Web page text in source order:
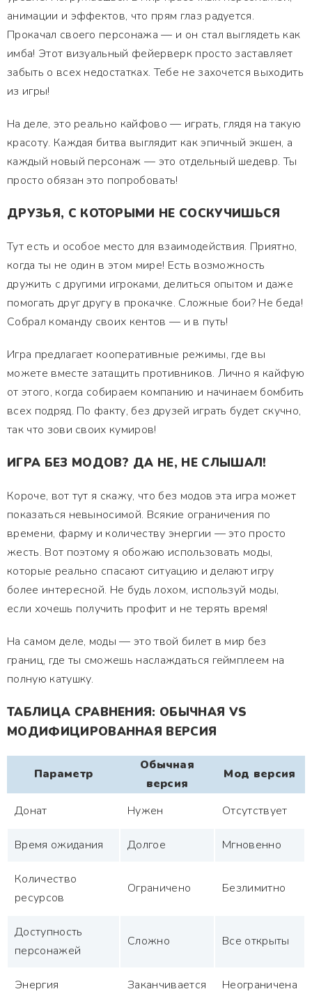
анимации и эффектов, что прям глаз радуется.
Прокачал своего персонажа — и он стал выглядеть как
имба! Этот визуальный фейерверк просто заставляет
забыть о всех недостатках. Тебе не захочется выходить
из игры!
На деле, это реально кайфово — играть, глядя на такую
красоту. Каждая битва выглядит как эпичный экшен, а
каждый новый персонаж — это отдельный шедевр. Ты
просто обязан это попробовать!
ДРУЗЬЯ, С КОТОРЫМИ НЕ СОСКУЧИШЬСЯ
Тут есть и особое место для взаимодействия. Приятно,
когда ты не один в этом мире! Есть возможность
дружить с другими игроками, делиться опытом и даже
помогать друг другу в прокачке. Сложные бои? Не беда!
Собрал команду своих кентов — и в путь!
Игра предлагает кооперативные режимы, где вы
можете вместе затащить противников. Лично я кайфую
от этого, когда собираем компанию и начинаем бомбить
всех подряд. По факту, без друзей играть будет скучно,
так что зови своих кумиров!
ИГРА БЕЗ МОДОВ? ДА НЕ, НЕ СЛЫШАЛ!
Короче, вот тут я скажу, что без модов эта игра может
показаться невыносимой. Всякие ограничения по
времени, фарму и количеству энергии — это просто
жесть. Вот поэтому я обожаю использовать моды,
которые реально спасают ситуацию и делают игру
более интересной. Не будь лохом, используй моды,
если хочешь получить профит и не терять время!
На самом деле, моды — это твой билет в мир без
границ, где ты сможешь наслаждаться геймплеем на
полную катушку.
ТАБЛИЦА СРАВНЕНИЯ: ОБЫЧНАЯ VS
МОДИФИЦИРОВАННАЯ ВЕРСИЯ
Параметр
Обычная
версия
Мод версия
Донат Нужен Отсутствует
Время ожидания Долгое Мгновенно
Количество
ресурсов
Ограничено Безлимитно
Доступность
персонажей
Сложно Все открыты
Энергия Заканчивается Неограничена